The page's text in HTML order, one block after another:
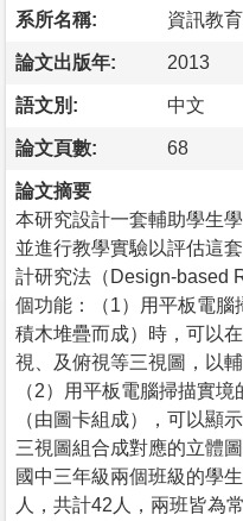
系所名稱: 資訊教
論文出版年: 2013
語文別: 中文
論文頁數: 68
論文摘要
本研究設計一套輔助學生
並進行教學實驗以評估這
計研究法（Design-based
個功能：（1）用平板電腦
積木堆疊而成）時，可以
視、及俯視等三視圖，以
（2）用平板電腦掃描實
（由圖卡組成），可以顯
三視圖組合成對應的立體
國中三年級兩個班級的學
人，共計42人，兩班皆為